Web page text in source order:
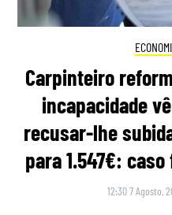
Carpinteiro
incapacidade
recusar-lhe
para 1.547€:
12:30 7 Agosto,